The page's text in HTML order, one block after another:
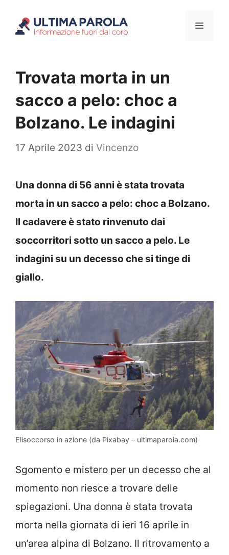
Menu
Trovata morta in un
sacco a pelo: choc a
Bolzano. Le indagini
17 Aprile 2023 di Vincenzo
Una donna di 56 anni è stata trovata
morta in un sacco a pelo: choc a Bolzano.
Il cadavere è stato rinvenuto dai
soccorritori sotto un sacco a pelo. Le
indagini su un decesso che si tinge di
giallo.
Elisoccorso in azione (da Pixabay – ultimaparola.com)
Sgomento e mistero per un decesso che al
momento non riesce a trovare delle
spiegazioni. Una donna è stata trovata
morta nella giornata di ieri 16 aprile in
un’area alpina di Bolzano. Il ritrovamento a